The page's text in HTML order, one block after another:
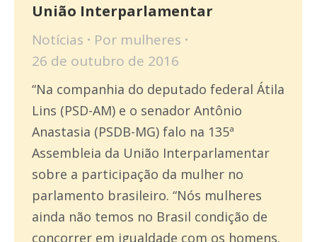
União Interparlamentar
Notícias Por mulheres
26 de outubro de 2016
“Na companhia do deputado federal Átila
Lins (PSD-AM) e o senador Antônio
Anastasia (PSDB-MG) falo na 135ª
Assembleia da União Interparlamentar
sobre a participação da mulher no
parlamento brasileiro. “Nós mulheres
ainda não temos no Brasil condição de
concorrer em igualdade com os homens.